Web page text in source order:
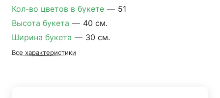
Кол-во цветов в букете — 51
Высота букета — 40 см.
Ширина букета — 30 см.
Все характеристики